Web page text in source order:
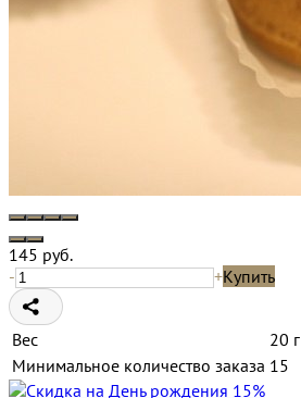
145 руб.
-
+Купить
Вес
20 г
Минимальное количество заказа 15